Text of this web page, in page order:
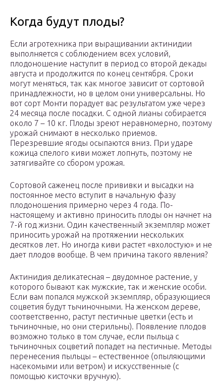
Когда будут плоды?
Если агротехника при выращивании актинидии
выполняется с соблюдением всех условий,
плодоношение наступит в период со второй декады
августа и продолжится по конец сентября. Сроки
могут меняться, так как многое зависит от сортовой
принадлежности, но в целом они универсальны. Но
вот сорт Монти порадует вас результатом уже через
24 месяца после посадки. С одной лианы собирается
около 7 – 10 кг. Плоды зреют неравномерно, поэтому
урожай снимают в несколько приемов.
Перезревшие ягоды осыпаются вниз. При ударе
кожица спелого киви может лопнуть, поэтому не
затягивайте со сбором урожая.
Сортовой саженец после прививки и высадки на
постоянное место вступит в начальную фазу
плодоношения примерно через 4 года. По-
настоящему и активно приносить плоды он начнет на
7-й год жизни. Один качественный экземпляр может
приносить урожай на протяжении нескольких
десятков лет. Но иногда киви растет «вхолостую» и не
дает плодов вообще. В чем причина такого явления?
Актинидия деликатесная – двудомное растение, у
которого бывают как мужские, так и женские особи.
Если вам попался мужской экземпляр, образующиеся
соцветия будут тычиночными. На женском дереве,
соответственно, растут пестичные цветки (есть и
тычиночные, но они стерильны). Появление плодов
возможно только в том случае, если пыльца с
тычиночных соцветий попадет на пестичные. Методы
перенесения пыльцы – естественное (опыляющими
насекомыми или ветром) и искусственные (с
помощью кисточки вручную).